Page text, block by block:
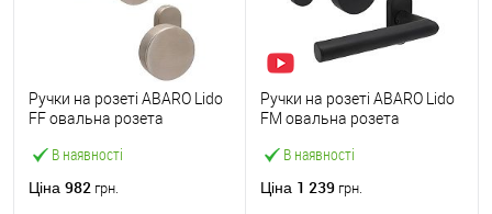
В наявності
Ручки на розеті ABARO Lido
FF овальна розета
нержавіюча сталь
Ціна 982 грн.
В наявності
Ручки на розеті ABARO Lido
FM овальна розета
Ціна 1 239 грн.